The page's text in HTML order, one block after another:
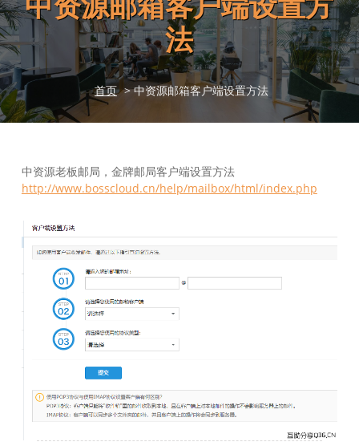
中资源邮箱客户端设置方
法
首页 > 中资源邮箱客户端设置方法
中资源老板邮局，金牌邮局客户端设置方法
http://www.bosscloud.cn/help/mailbox/html/index.php